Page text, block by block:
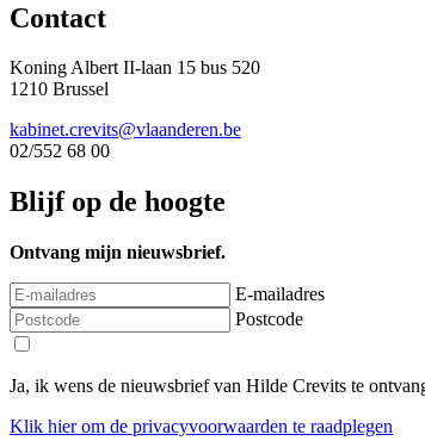
Contact
Koning Albert II-laan 15 bus 520
1210 Brussel
kabinet.crevits@vlaanderen.be
02/552 68 00
Blijf op de hoogte
Ontvang mijn nieuwsbrief.
E-mailadres
Postcode
Ja, ik wens de nieuwsbrief van Hilde Crevits te
Klik hierom de privacyvoorwaarden te raadplegen